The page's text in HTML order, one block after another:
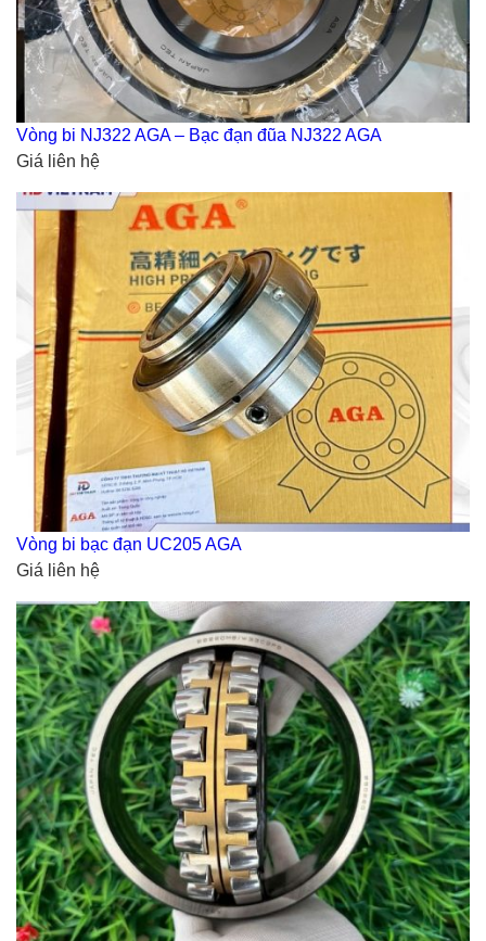
Vòng bi NJ322 AGA – Bạc đạn đũa NJ322 AGA
Giá liên hệ
Vòng bi bạc đạn UC205 AGA
Giá liên hệ